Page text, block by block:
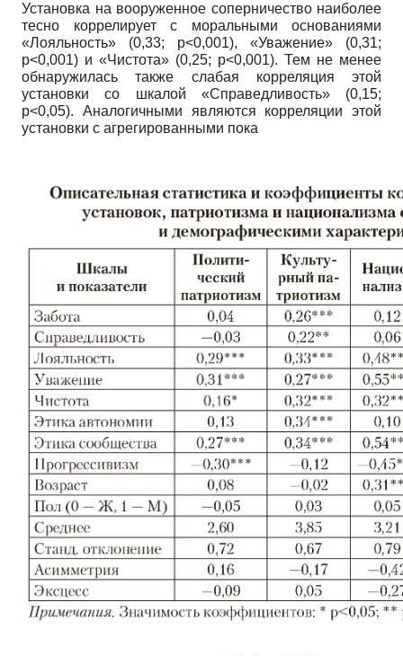
Установка на вооруженное соперничество наиболее
тесно коррелирует с моральными основаниями
«Лояльность» (0,33; p<0,001), «Уважение» (0,31;
p<0,001) и «Чистота» (0,25; p<0,001). Тем не менее
обнаружилась также слабая корреляция этой
установки со шкалой «Справедливость» (0,15;
p<0,05). Аналогичными являются корреляции этой
установки с агрегированными пока­